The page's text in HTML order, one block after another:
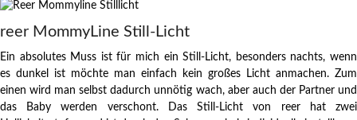
reer MommyLine Still-Licht
Ein absolutes Muss ist für mich ein Still-Licht, besonders nachts, wenn
es dunkel ist möchte man einfach kein großes Licht anmachen. Zum
einen wird man selbst dadurch unnötig wach, aber auch der Partner und
das Baby werden verschont. Das Still-Licht von reer hat zwei